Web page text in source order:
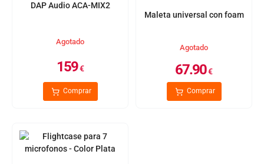
DAP Audio ACA-MIX2
Agotado
159€
Comprar
Maleta universal con foam
Agotado
67.90€
Comprar